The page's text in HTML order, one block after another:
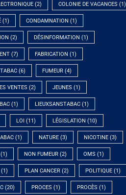
(2) COLONIE DE VACANCES (1)
(1) CONDAMNATION (1)
(2) DÉSINFORMATION (1)
(7) FABRICATION (1)
(6) FUMEUR(4)
VENTES (2) JEUNES (1)
(1) LIEUXSANSTABAC(1)
LOI (11) LÉGISLATION (10)
(1) NATURE(3) NICOTINE(3)
NON FUMEUR(2) OMS (1)
PLAN CANCER(2) POLITIQUE(1)
(20) PROCES (1) PROCÈS (1)